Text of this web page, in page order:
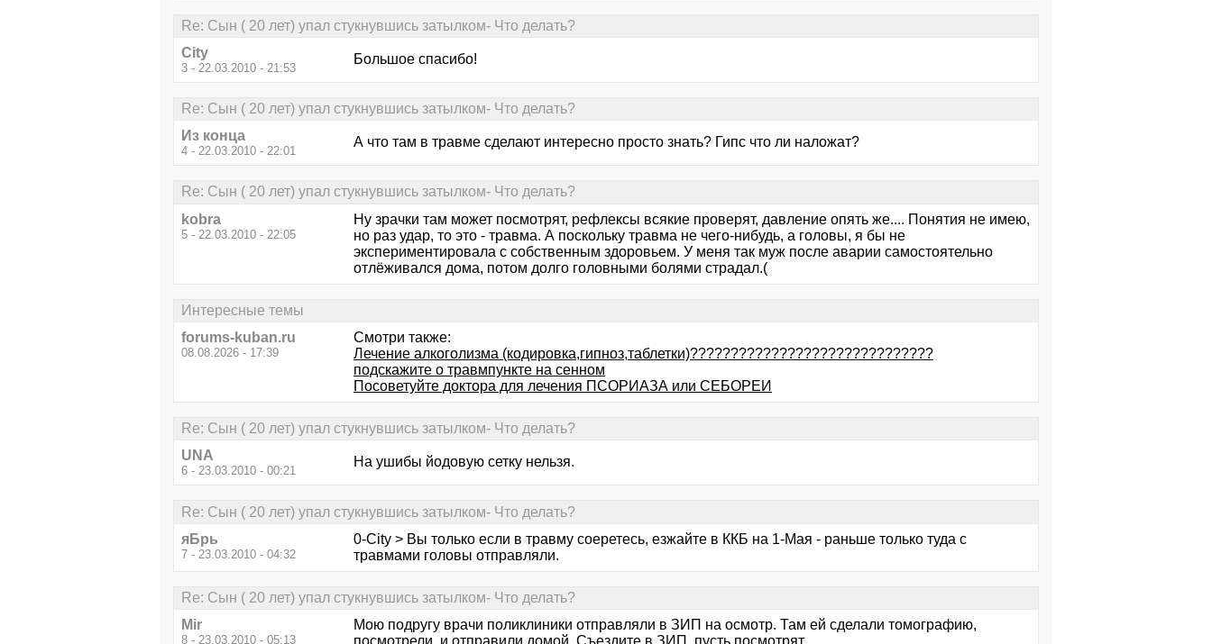
Re: Сын ( 20 лет) упал стукнувшись затылком- Что делать?
City
3 - 22.03.2010 - 21:53
Большое спасибо!
Re: Сын ( 20 лет) упал стукнувшись затылком- Что делать?
Из конца
4 - 22.03.2010 - 22:01
А что там в травме сделают интересно просто знать? Гипс что ли наложат?
Re: Сын ( 20 лет) упал стукнувшись затылком- Что делать?
kobra
5 - 22.03.2010 - 22:05
Ну зрачки там может посмотрят, рефлексы всякие проверят, давление опять же.... Понятия не имею,
но раз удар, то это - травма. А поскольку травма не чего-нибудь, а головы, я бы не
экспериментировала с собственным здоровьем. У меня так муж после аварии самостоятельно
отлёживался дома, потом долго головными болями страдал.(
Интересные темы
forums-kuban.ru
08.08.2026 - 17:39
Смотри также:
Лечение алкоголизма (кодировка,гипноз,таблетки)??????????????????????????????
подскажите о травмпункте на сенном
Посоветуйте доктора для лечения ПСОРИАЗА или СЕБОРЕИ
Re: Сын ( 20 лет) упал стукнувшись затылком- Что делать?
UNA
6 - 23.03.2010 - 00:21
На ушибы йодовую сетку нельзя.
Re: Сын ( 20 лет) упал стукнувшись затылком- Что делать?
яБрь
7 - 23.03.2010 - 04:32
0-City > Вы только если в травму соеретесь, езжайте в ККБ на 1-Мая - раньше только туда с
травмами головы отправляли.
Re: Сын ( 20 лет) упал стукнувшись затылком- Что делать?
Mir
8 - 23.03.2010 - 05:13
Мою подругу врачи поликлиники отправляли в ЗИП на осмотр. Там ей сделали томографию,